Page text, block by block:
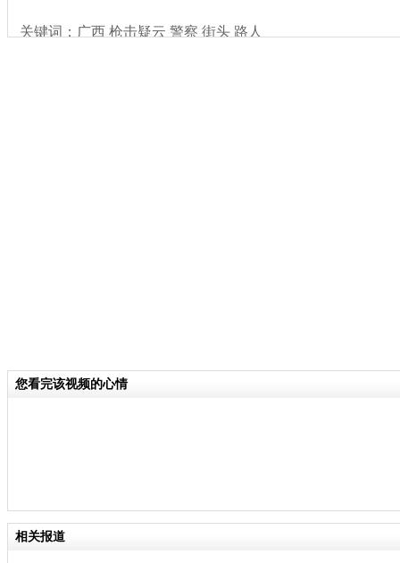
关键词：广西 枪击疑云 警察 街头 路人
您看完该视频的心情
相关报道